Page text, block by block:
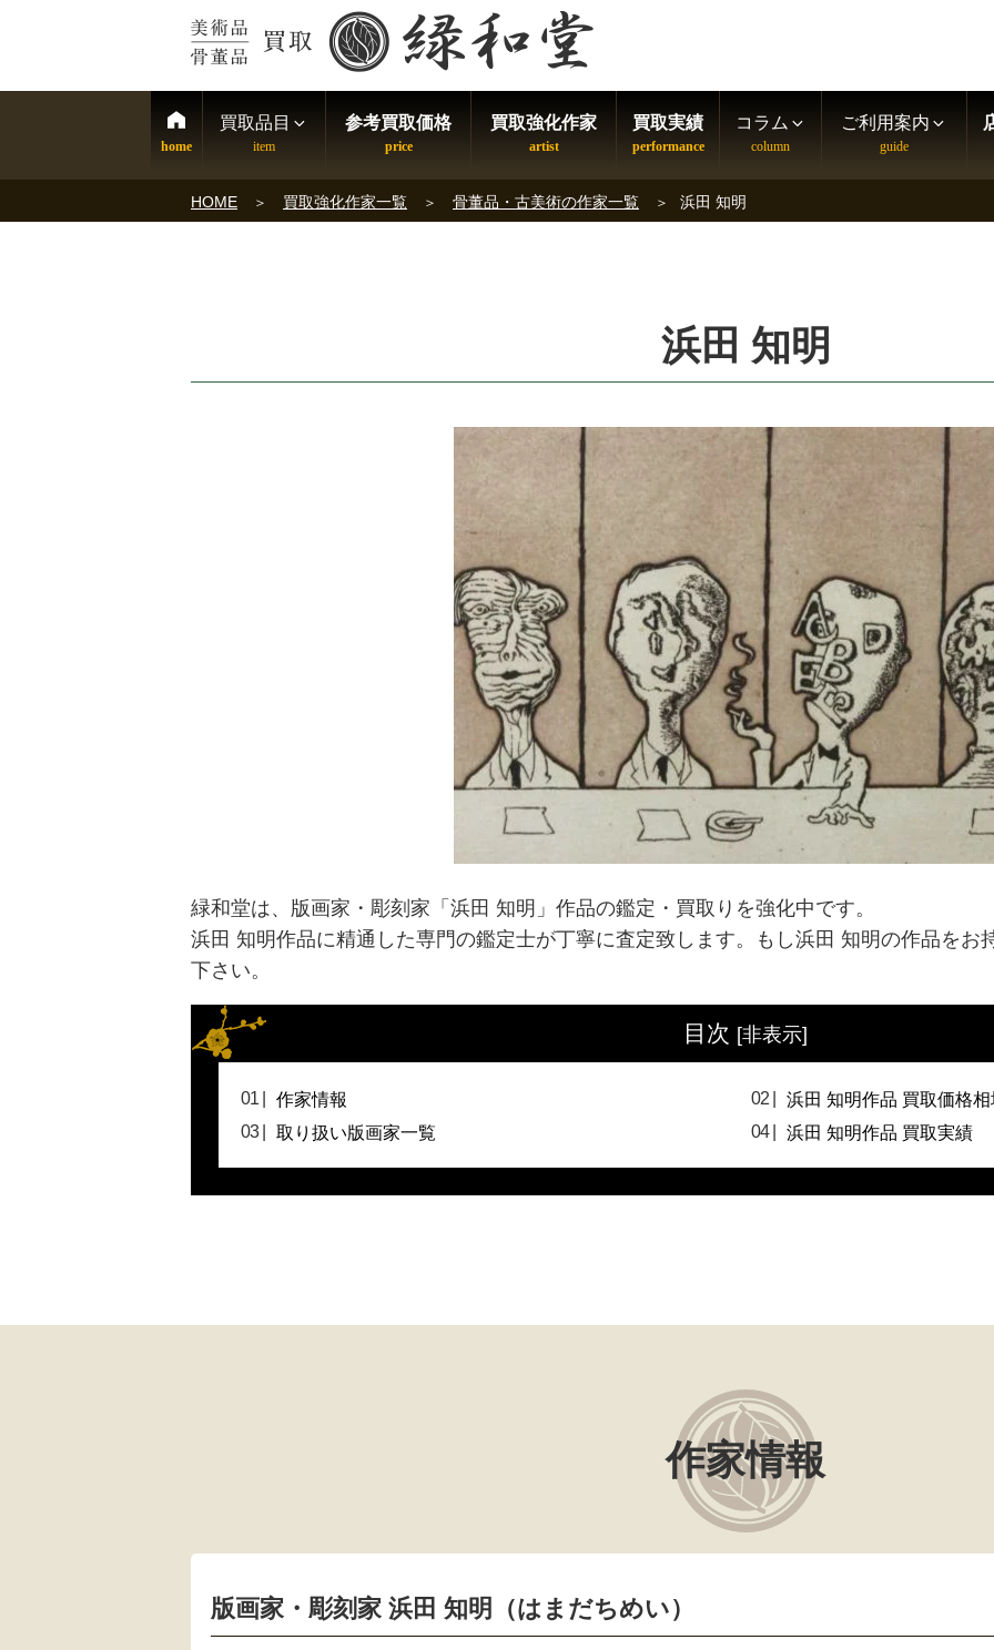
買取品目 参考買取価格 買取強化作家 買取実績 コラム ご利用案内
HOME 買取強化作家一覧 骨董品・古美術の作家一覧 浜田 知明
浜田 知明
緑和堂は、版画家・彫刻家「浜田 知明」作品の鑑定・買取りを強化中です。
浜田 知明作品に精通した専門の鑑定士が丁寧に査定致します。もし浜田 知明の作品をお
下さい。
目次 [非表示]
作家情報
浜田 知明作品 買取価格相
取り扱い版画家一覧
浜田 知明作品 買取実績
作家情報
版画家・彫刻家 浜田 知明（はまだちめい）